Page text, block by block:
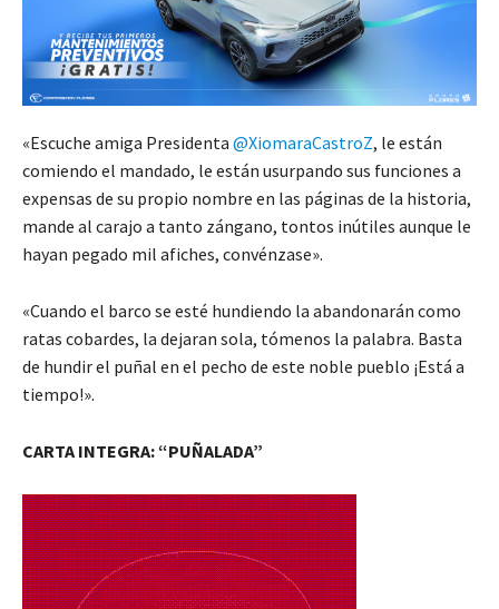
«Escuche amiga Presidenta @XiomaraCastroZ, le están
comiendo el mandado, le están usurpando sus funciones a
expensas de su propio nombre en las páginas de la historia,
mande al carajo a tanto zángano, tontos inútiles aunque le
hayan pegado mil afiches, convénzase».
«Cuando el barco se esté hundiendo la abandonarán como
ratas cobardes, la dejaran sola, tómenos la palabra. Basta
de hundir el puñal en el pecho de este noble pueblo ¡Está a
tiempo!».
CARTA INTEGRA: “PUÑALADA”